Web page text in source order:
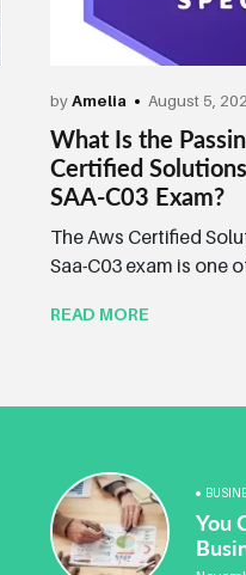
byAmelia August 5,
What Is the
Certified
SAA-C03 Exam?
The Aws Certified
Saa-C03 exam is one
READ MORE
You